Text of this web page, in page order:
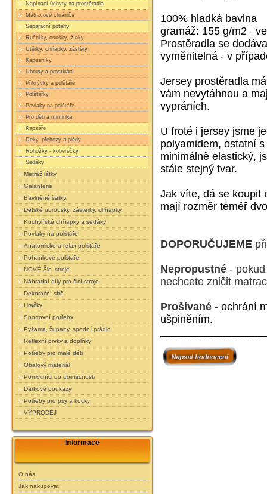
Napínací úchyty na prostěradla
Matracové chrániče
Separační potahy
Ručníky, osušky, žínky
Utěrky, chňapky, zástěry
Kapesníky
Ubrusy a prostírání
Přikrývky a polštáře
Polštářky
Povlaky na polštáře
Pro děti a miminka
Kapsáře
Deky, přehozy a plédy
Rohožky - koberečky
Sedáky
Metráž látky
Galanterie
Bavlněné šátky
Dětské ubrousky, zásterky, chňapky
Kuchyňské chňapky a sedáky
Povlaky na polštáře
Anatomické a relax polštáře
Pohankové polštáře
NOVÉ Šicí stroje
Náhradní díly pro šicí stroje
Dekorační sítě
Hračky
Sportovní potřeby
Pyžama, župany, spodní prádlo
Reflexní prvky a doplňky
Potřeby pro malé děti
Obalový materiál
Pomocníci do domácnosti
Dárkové poukazy
Potřeby pro psy a kočky
VÝPRODEJ
Informace
O nás
Jak nakupovat
100% hladká bavlna
gramáž: 155 g/m2 -
Prostěradla se
vyměnitelná - v
Jersey prostěradla
vám nevytáhnou a
vypráních.
U froté i jersey jsme
polyamidem, ostatní
minimálně elastický,
stále stejný tvar.
Jak víte, dá se koupit
mají rozměr téměř
DOPORUČUJEME
Nepropustné -
nechcete zničit
Prošívané- ochrání
ušpiněním.